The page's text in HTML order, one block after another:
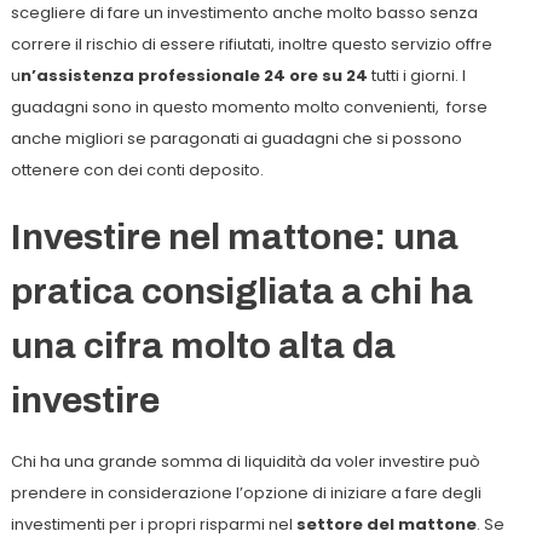
scegliere di fare un investimento anche molto basso senza
correre il rischio di essere rifiutati, inoltre questo servizio offre
un’assistenza professionale 24 ore su 24 tutti i giorni. I
guadagni sono in questo momento molto convenienti, forse
anche migliori se paragonati ai guadagni che si possono
ottenere con dei conti deposito.
Investire nel mattone: una
pratica consigliata a chi ha
una cifra molto alta da
investire
Chi ha una grande somma di liquidità da voler investire può
prendere in considerazione l’opzione di iniziare a fare degli
investimenti per i propri risparmi nel settore del mattone. Se